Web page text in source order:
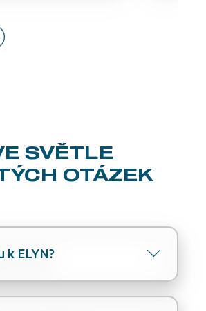
SVĚTLE
OTÁZEK
k ELYN?